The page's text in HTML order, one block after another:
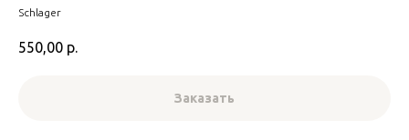
Schlager
550,00 р.
Заказать